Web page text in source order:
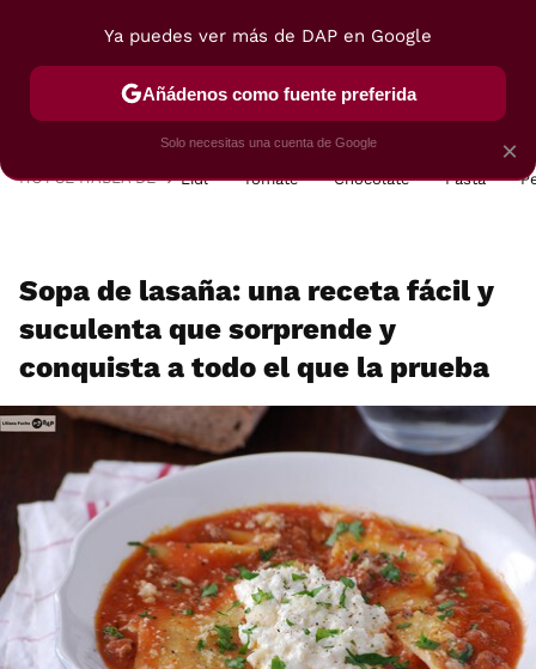
POSTRES VIAJES SELECCIÓN VEGUI
HOY SE HABLA DE Lidl Tomate Chocolate Pasta
Sopa de lasaña: una receta fácil y
suculenta que sorprende y
conquista a todo el que la prueba
×
Ya puedes ver más de DAP en Google
Añádenos como fuente preferida
Solo necesitas una cuenta de Google